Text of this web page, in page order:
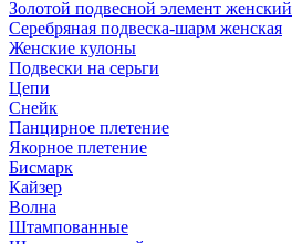
Золотой подвесной элемент женcкий
Серебряная подвеска-шарм женская
Женские кулоны
Подвески на серьги
Цепи
Снейк
Панцирное плетение
Якорное плетение
Бисмарк
Кайзер
Волна
Штампованные